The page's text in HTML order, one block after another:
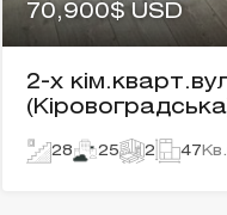
70,900$ USD
2-х
28 25 2 47